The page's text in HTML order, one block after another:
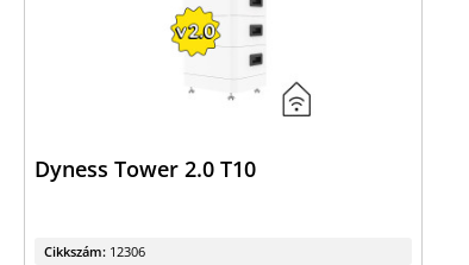
Dyness Tower 2.0 T10
Cikkszám: 12306